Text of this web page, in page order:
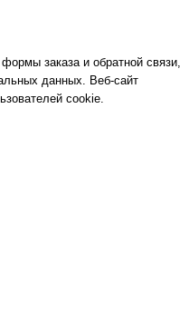
заказа и обратной связи,
данных. Веб-сайт
cookie.